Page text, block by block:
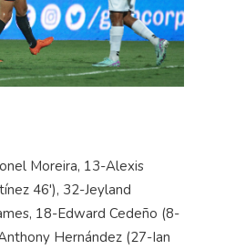
Moreira, 13-Alexis
46'), 32-Jeyland
18-Edward Cedeño (8-
Hernández (27-Ian